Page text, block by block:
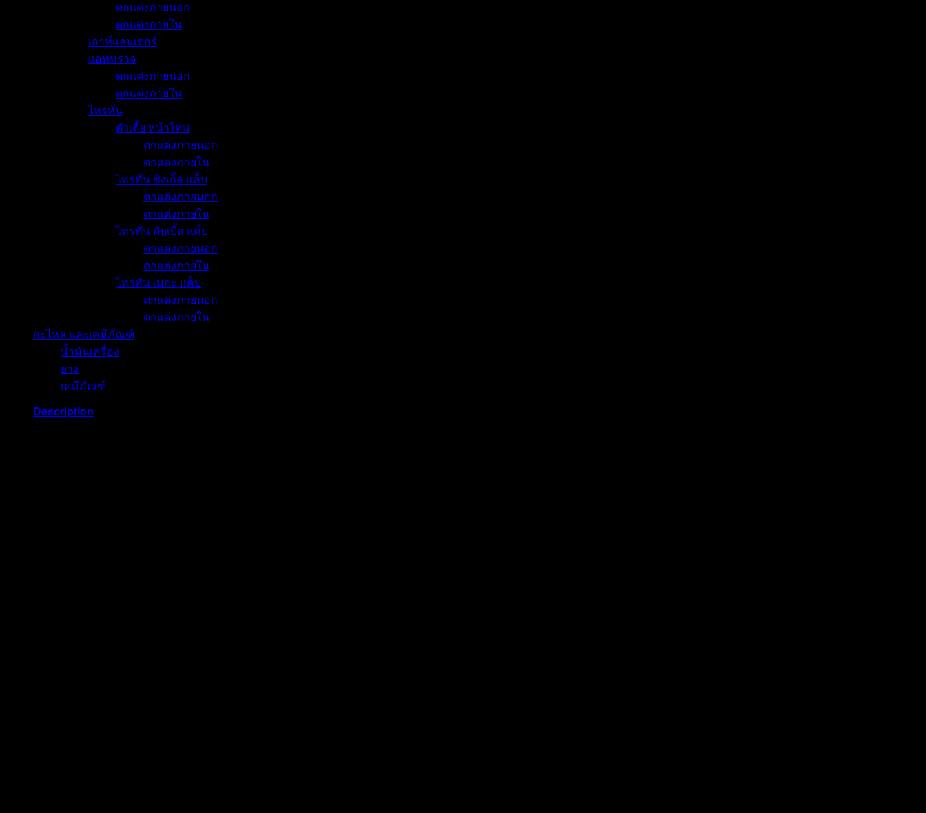
ตกแต่งภายนอก
ตกแต่งภายใน
เอาท์แลนเดอร์
แอททราจ
ตกแต่งภายนอก
ตกแต่งภายใน
ไทรทัน
ตัวเตี้ย หน้าใหม่
ตกแต่งภายนอก
ตกแต่งภายใน
ไทรทัน ซิงเกิ้ล แค็บ
ตกแต่งภายนอก
ตกแต่งภายใน
ไทรทัน ดับเบิ้ล แค็บ
ตกแต่งภายนอก
ตกแต่งภายใน
ไทรทัน เมกะ แค็บ
ตกแต่งภายนอก
ตกแต่งภายใน
อะไหล่ และเคมีภัณฑ์
น้ำมันเครื่อง
ยาง
เคมีภัณฑ์
Description